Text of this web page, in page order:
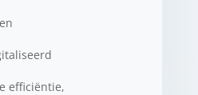
efficiëntie,